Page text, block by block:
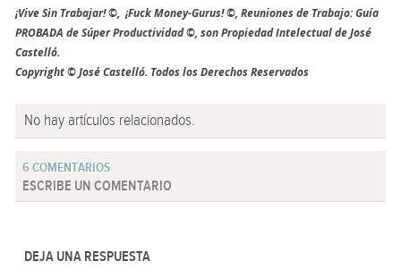
¡Vive Sin Trabajar! ©, ¡Fuck Money-Gurus! ©, Reuniones de Trabajo: Guía
PROBADA de Súper Productividad ©, son Propiedad Intelectual de José
Castelló.
Copyright © José Castelló. Todos los Derechos Reservados
No hay artículos relacionados.
6 COMENTARIOS
ESCRIBE UN COMENTARIO
DEJA UNA RESPUESTA